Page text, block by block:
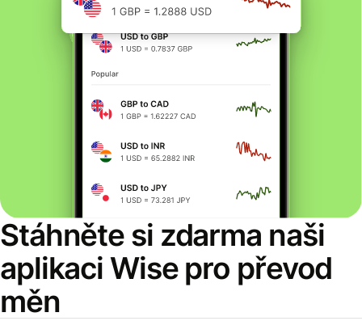
Stáhněte si zdarma naši
aplikaci Wise pro převod
měn